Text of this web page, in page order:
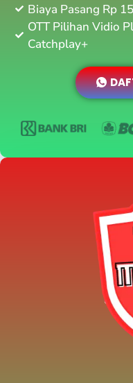
Biaya Pasang Rp
OTT Pilihan Vidio
Catchplay+